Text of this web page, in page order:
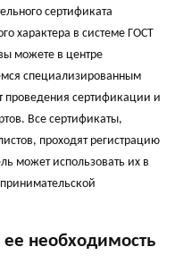
сертификата
характера в системе ГОСТ
можете в центре
специализированным
проведения сертификации и
Все сертификаты,
проходят регистрацию
может использовать их в
необходимость